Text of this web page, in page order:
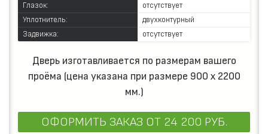
Глазок:
отсутствует
Уплотнитель:
двухконтурный
Задвижка:
отсутствует
Дверь изготавливается по размерам вашего
проёма (цена указана при размере 900 х 2200
мм.)
ОФОРМИТЬ ЗАКАЗ ОТ 24 200 РУБ.